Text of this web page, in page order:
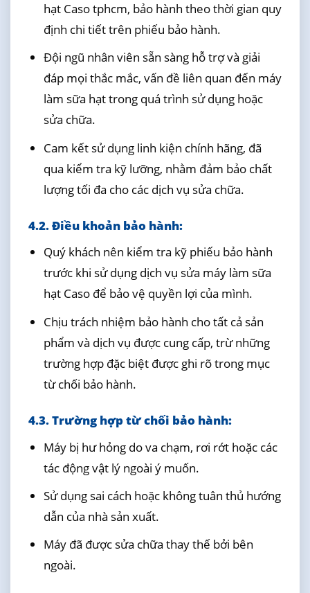
hạt Caso tphcm, bảo hành theo thời gian quy
định chi tiết trên phiếu bảo hành.
Đội ngũ nhân viên sẵn sàng hỗ trợ và giải
đáp mọi thắc mắc, vấn đề liên quan đến máy
làm sữa hạt trong quá trình sử dụng hoặc
sửa chữa.
Cam kết sử dụng linh kiện chính hãng, đã
qua kiểm tra kỹ lưỡng, nhằm đảm bảo chất
lượng tối đa cho các dịch vụ sửa chữa.
4.2. Điều khoản bảo hành:
Quý khách nên kiểm tra kỹ phiếu bảo hành
trước khi sử dụng dịch vụ sửa máy làm sữa
hạt Caso để bảo vệ quyền lợi của mình.
Chịu trách nhiệm bảo hành cho tất cả sản
phẩm và dịch vụ được cung cấp, trừ những
trường hợp đặc biệt được ghi rõ trong mục
từ chối bảo hành.
4.3. Trường hợp từ chối bảo hành:
Máy bị hư hỏng do va chạm, rơi rớt hoặc các
tác động vật lý ngoài ý muốn.
Sử dụng sai cách hoặc không tuân thủ hướng
dẫn của nhà sản xuất.
Máy đã được sửa chữa thay thế bởi bên
ngoài.